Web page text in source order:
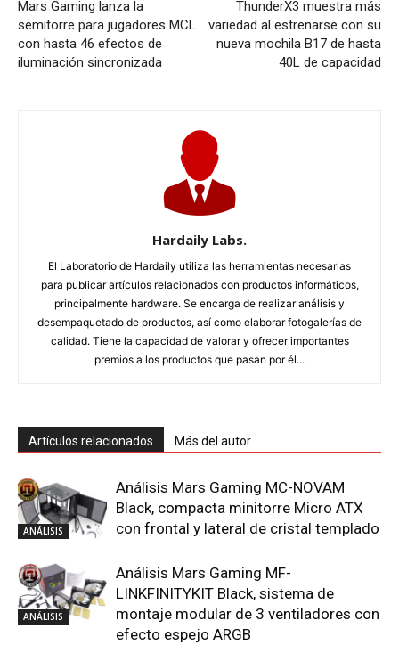
Mars Gaming lanza la
semitorre para jugadores MCL
con hasta 46 efectos de
iluminación sincronizada
ThunderX3 muestra más
variedad al estrenarse con su
nueva mochila B17 de hasta
40L de capacidad
Hardaily Labs.
El Laboratorio de Hardaily utiliza las herramientas necesarias
para publicar artículos relacionados con productos informáticos,
principalmente hardware. Se encarga de realizar análisis y
desempaquetado de productos, así como elaborar fotogalerías de
calidad. Tiene la capacidad de valorar y ofrecer importantes
premios a los productos que pasan por él...
Artículos relacionados Más del autor
ANÁLISIS
Análisis Mars Gaming MC-NOVAM
Black, compacta minitorre Micro ATX
con frontal y lateral de cristal templado
ANÁLISIS
Análisis Mars Gaming MF-
LINKFINITYKIT Black, sistema de
montaje modular de 3 ventiladores con
efecto espejo ARGB